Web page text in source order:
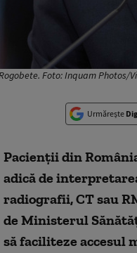
Foto: Inquam Photos/
Urmărește
Pacienții din
adică de
radiografii, CT sau
de Ministerul
să faciliteze accesul